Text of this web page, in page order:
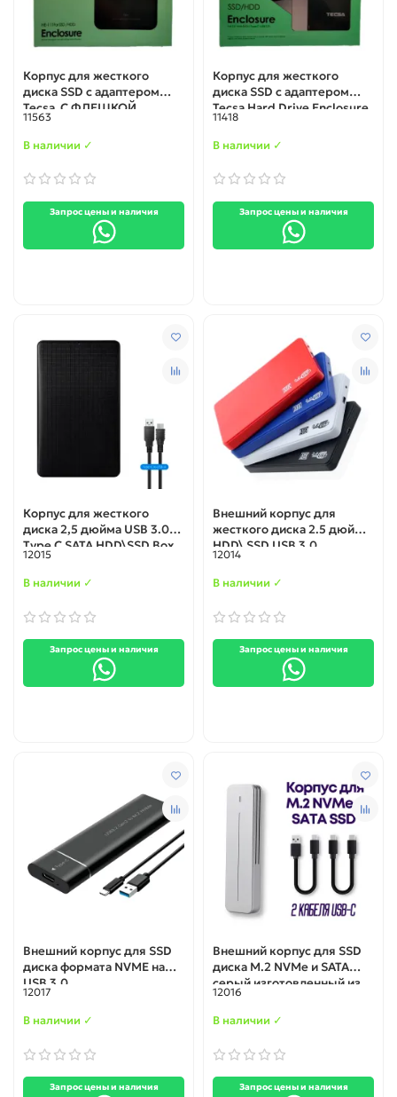
Корпус для жесткого
диска SSD с адаптером
Tecsa С ФЛЕШКОЙ
11563
В наличии ✓
Запрос цены и наличия
Корпус для жесткого
диска SSD с адаптером
Tecsa Hard Drive Enclosure
USB C 3.0
with org Connector
11418
В наличии ✓
Запрос цены и наличия
Корпус для жесткого
диска 2,5 дюйма USB 3.0
Type C SATA HDD\SSD Box
12015
В наличии ✓
Запрос цены и наличия
Внешний корпус для
жесткого диска 2.5 дюйма
HDD\ SSD USB 3.0
12014
В наличии ✓
Запрос цены и наличия
Внешний корпус для SSD
диска формата NVME на
USB 3,0
12017
В наличии ✓
Запрос цены и наличия
Внешний корпус для SSD
диска M.2 NVMe и SATA
серый изготовленный из
алюминиевого сплава, c
поддержкой Mac OS и
12016
В наличии ✓
Запрос цены и наличия